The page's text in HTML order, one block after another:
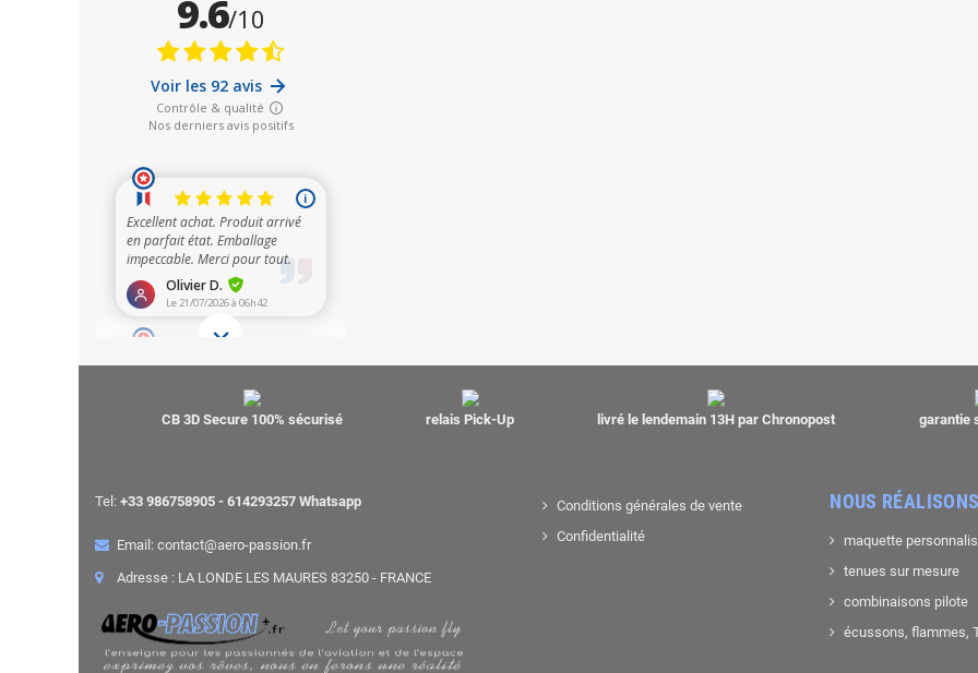
CB 3D Secure 100% sécurisé relais Pick-Up livré le lendemain 13H par Chronopost garantie
Tel: +33 986758905 - 614293257 Whatsapp
Email: contact@aero-passion.fr
Adresse : LA LONDE LES MAURES 83250 - FRANCE
Conditions générales de vente
Confidentialité
NOUS
maquette
tenues sur mesure
combinaisons pilote
écussons, flammes,